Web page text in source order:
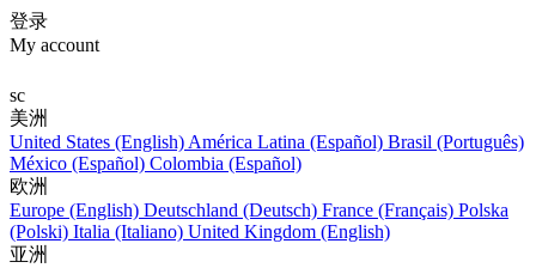
登录
My account
sc
美洲
United States (English) América Latina (Español) Brasil (Português)
México (Español) Colombia (Español)
欧洲
Europe (English) Deutschland (Deutsch) France (Français) Polska
(Polski) Italia (Italiano) United Kingdom (English)
亚洲